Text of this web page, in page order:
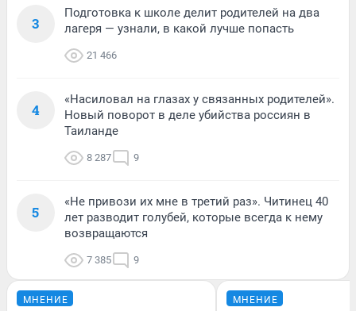
3
Подготовка к школе делит родителей на два
лагеря — узнали, в какой лучше попасть
21 466
4
«Насиловал на глазах у связанных родителей».
Новый поворот в деле убийства россиян в
Таиланде
8 287 9
5
«Не привози их мне в третий раз». Читинец 40
лет разводит голубей, которые всегда к нему
возвращаются
7 385 9
МНЕНИЕ МНЕНИЕ